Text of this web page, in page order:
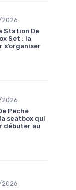
2026
Station De
Set : la
s’organiser
2026
Pêche
seatbox qui
débuter au
2026